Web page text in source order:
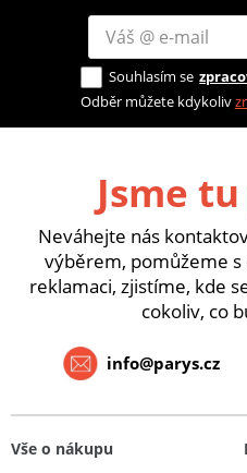
Souhlasím se
Odběr můžete kdykoliv
Jsme
Neváhejte nás
výběrem, pomůžeme
reklamaci, zjistíme, kde
cokoliv, co
info@parys.cz
Vše o nákupu